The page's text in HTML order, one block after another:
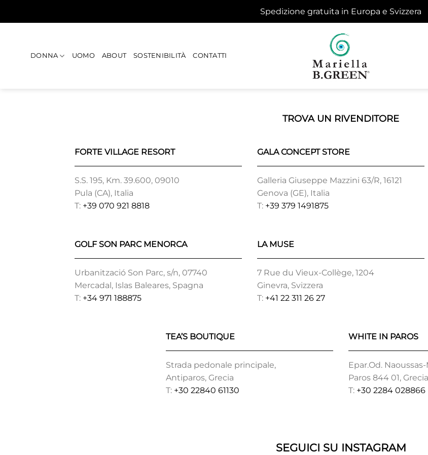
Spedizione gratuita in Europa e Svizzera
DONNA UOMO ABOUT SOSTENIBILITÀ CONTATTI
TROVA UN RIVENDITORE
FORTE VILLAGE RESORT
S.S. 195, Km. 39.600, 09010
Pula (CA), Italia
T: +39 070 921 8818
GALA CONCEPT STORE
Galleria Giuseppe Mazzini 63/R, 16121
Genova (GE), Italia
T: +39 379 1491875
GOLF SON PARC MENORCA
Urbanització Son Parc, s/n, 07740
Mercadal, Islas Baleares, Spagna
T: +34 971 188875
LA MUSE
7 Rue du Vieux-Collège, 1204
Ginevra, Svizzera
T: +41 22 311 26 27
TEA’S BOUTIQUE
Strada pedonale principale,
Antiparos, Grecia
T: +30 22840 61130
WHITE IN PAROS
Epar.Od.
Paros 844 01, Grecia
T: +30 2284 028866
SEGUICI SU INSTAGRAM